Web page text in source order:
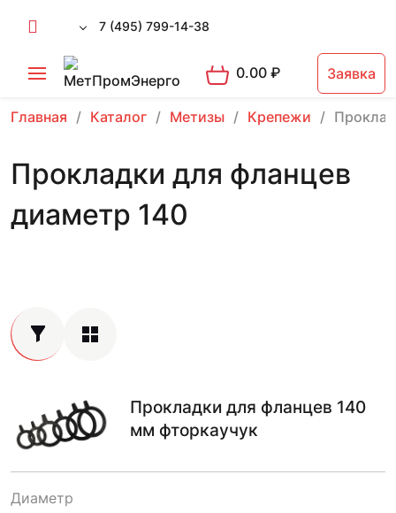
7 (495) 799-14-38
0.00₽ Заявка
Главная Каталог Метизы Крепежи
Прокладки для фланцев
диаметр 140
Прокладки для фланцев 140
мм фторкаучук
Диаметр